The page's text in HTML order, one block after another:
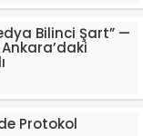
Bilinci Şart” —
Protokol